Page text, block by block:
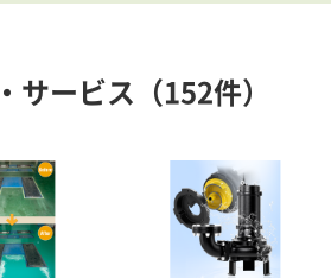
サービス（152件）